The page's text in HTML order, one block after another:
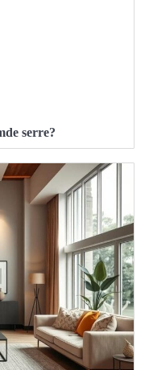
serre?